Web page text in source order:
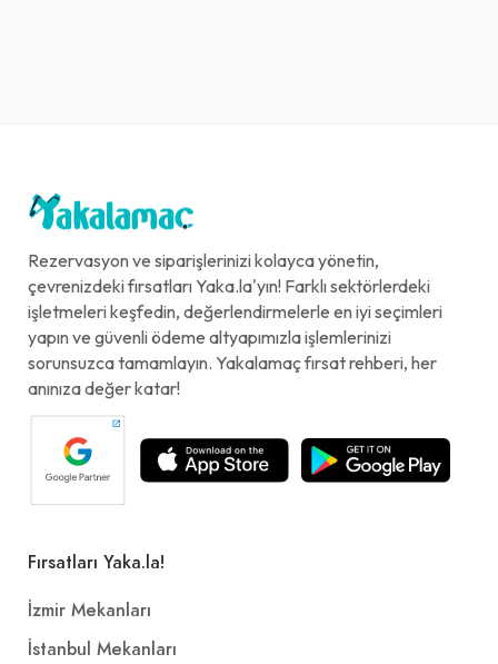
Rezervasyon ve siparişlerinizi kolayca yönetin,
çevrenizdeki fırsatları Yaka.la'yın! Farklı sektörlerdeki
işletmeleri keşfedin, değerlendirmelerle en iyi seçimleri
yapın ve güvenli ödeme altyapımızla işlemlerinizi
sorunsuzca tamamlayın. Yakalamaç fırsat rehberi, her
anınıza değer katar!
Fırsatları Yaka.la!
İzmir Mekanları
İstanbul Mekanları